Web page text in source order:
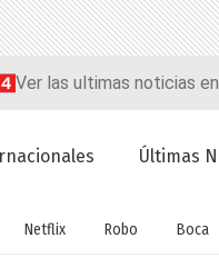
Ver las ultimas noticias en
Últimas
Netflix Robo Boca